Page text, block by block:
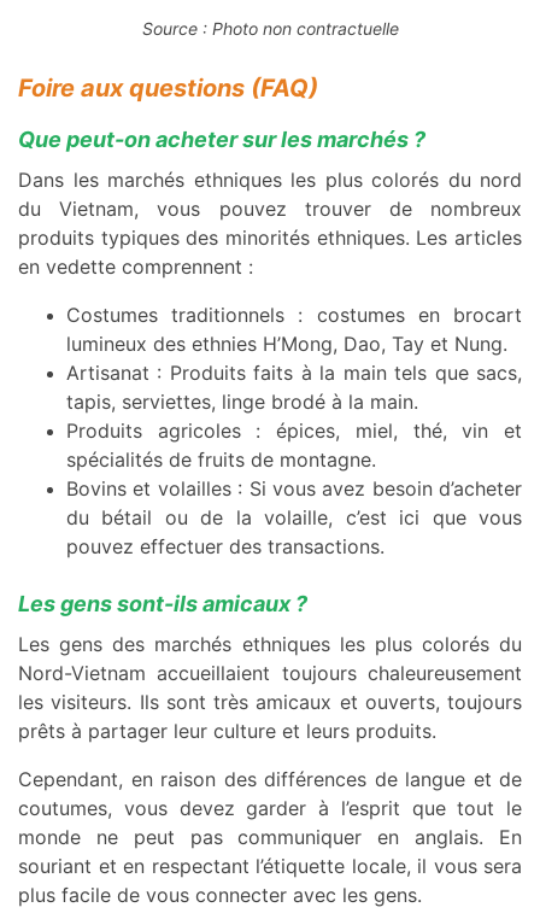
Source : Photo non contractuelle
Foire aux questions (FAQ)
Que peut-on acheter sur les marchés ?
Dans les marchés ethniques les plus colorés du nord
du Vietnam, vous pouvez trouver de nombreux
produits typiques des minorités ethniques. Les articles
en vedette comprennent :
Costumes traditionnels : costumes en brocart
lumineux des ethnies H’Mong, Dao, Tay et Nung.
Artisanat : Produits faits à la main tels que sacs,
tapis, serviettes, linge brodé à la main.
Produits agricoles : épices, miel, thé, vin et
spécialités de fruits de montagne.
Bovins et volailles : Si vous avez besoin d’acheter
du bétail ou de la volaille, c’est ici que vous
pouvez effectuer des transactions.
Les gens sont-ils amicaux ?
Les gens des marchés ethniques les plus colorés du
Nord-Vietnam accueillaient toujours chaleureusement
les visiteurs. Ils sont très amicaux et ouverts, toujours
prêts à partager leur culture et leurs produits.
Cependant, en raison des différences de langue et de
coutumes, vous devez garder à l’esprit que tout le
monde ne peut pas communiquer en anglais. En
souriant et en respectant l’étiquette locale, il vous sera
plus facile de vous connecter avec les gens.